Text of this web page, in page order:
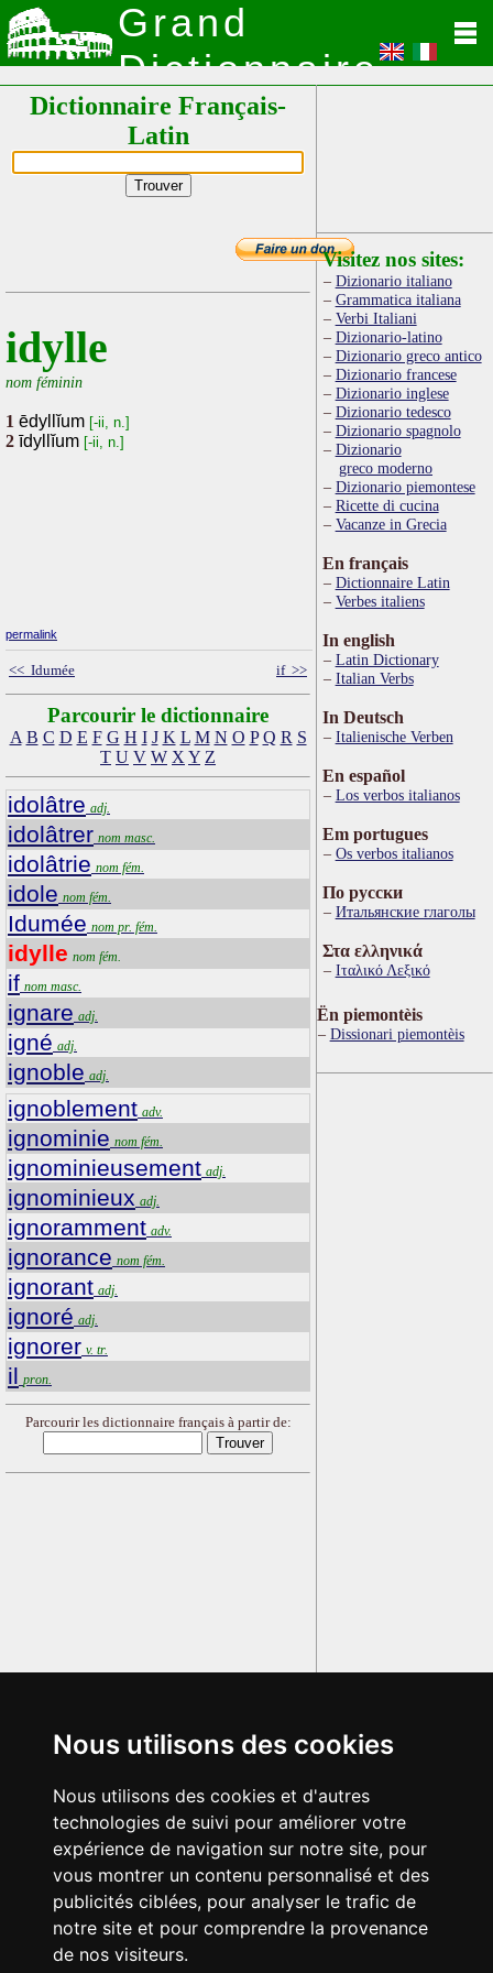
Nous utilisons des cookies
Nous utilisons des cookies et d'autres
technologies de suivi pour améliorer votre
expérience de navigation sur notre site, pour
vous montrer un contenu personnalisé et des
publicités ciblées, pour analyser le trafic de
notre site et pour comprendre la provenance
de nos visiteurs.
Grand
Dictionnaire
Latin
Dictionnaire Français-
Latin
idylle
nom féminin
1 ēdyllĭum [-ii, n.]
2 īdyllĭum [-ii, n.]
permalink
<< Idumée if >>
Parcourir le dictionnaire
A B C D E F G H I J K L M N O P Q R S
T U V W X Y Z
idolâtre adj.
idolâtrer nom masc.
idolâtrie nom fém.
idole nom fém.
Idumée nom pr. fém.
idylle nom fém.
if nom masc.
ignare adj.
igné adj.
ignoble adj.
ignoblement adv.
ignominie nom fém.
ignominieusement adj.
ignominieux adj.
ignoramment adv.
ignorance nom fém.
ignorant adj.
ignoré adj.
ignorer v. tr.
il pron.
Parcourir les dictionnaire français à partir de:
Visitez nos sites:
Dizionario italiano
Grammatica italiana
Verbi Italiani
Dizionario-latino
Dizionario greco antico
Dizionario francese
Dizionario inglese
Dizionario tedesco
Dizionario spagnolo
Dizionario
greco moderno
Dizionario piemontese
Ricette di cucina
Vacanze in Grecia
En français
Dictionnaire Latin
Verbes italiens
In english
Latin Dictionary
Italian Verbs
In Deutsch
Italienische Verben
En español
Los verbos italianos
Em portugues
Os verbos italianos
По русски
Итальянские глаголы
Στα ελληνικά
Ιταλικό Λεξικό
Ën piemontèis
Dissionari piemontèis